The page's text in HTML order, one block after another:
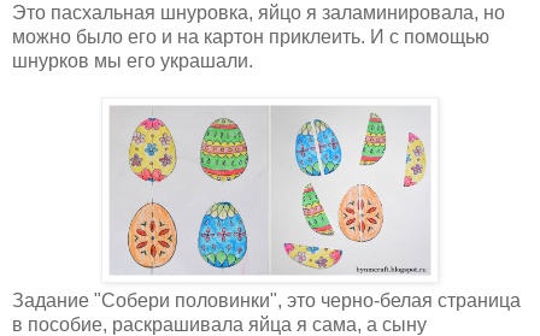
Это пасхальная шнуровка, яйцо я заламинировала, но
можно было его и на картон приклеить. И с помощью
шнурков мы его украшали.
Задание "Собери половинки", это черно-белая страница
в пособие, раскрашивала яйца я сама, а сыну